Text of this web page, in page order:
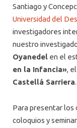
Santiago y
Universidad del
investigadores
nuestro
Oyanedel en el
en la Infancia», el
Castellá Sarriera.
Para presentar los
coloquios y